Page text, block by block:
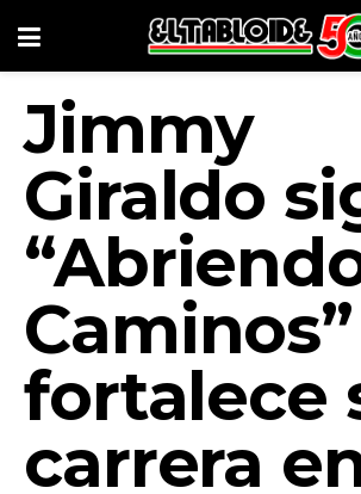
Jimmy
Giraldo
fortalece
carrera